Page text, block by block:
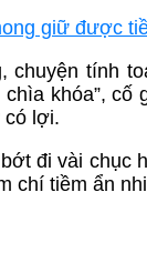
giữ được
chuyện tính
khóa”,
có lợi.
đi vài chục
chí tiềm ẩn